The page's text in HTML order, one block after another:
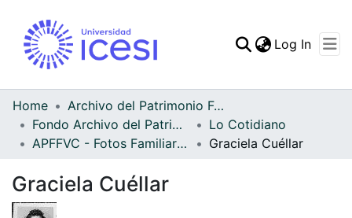
Statistics
Log In
Home
Archivo del Patrimonio Fotográfico y Fílmico del Valle del Cauca
Fondo Archivo del Patrimonio Fotográfico y Fílmico del Valle del Cauca
Lo Cotidiano
APFFVC - Fotos Familiares - Patrimonial
Graciela Cuéllar
Graciela Cuéllar